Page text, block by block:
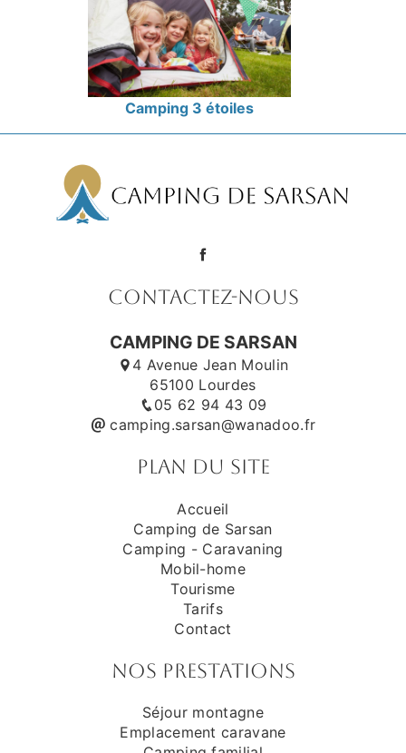
Camping 3 étoiles
Contactez-nous
CAMPING DE SARSAN
4 Avenue Jean Moulin
65100 Lourdes
05 62 94 43 09
camping.sarsan@wanadoo.fr
Plan du site
Accueil
Camping de Sarsan
Camping - Caravaning
Mobil-home
Tourisme
Tarifs
Contact
Nos prestations
Séjour montagne
Emplacement caravane